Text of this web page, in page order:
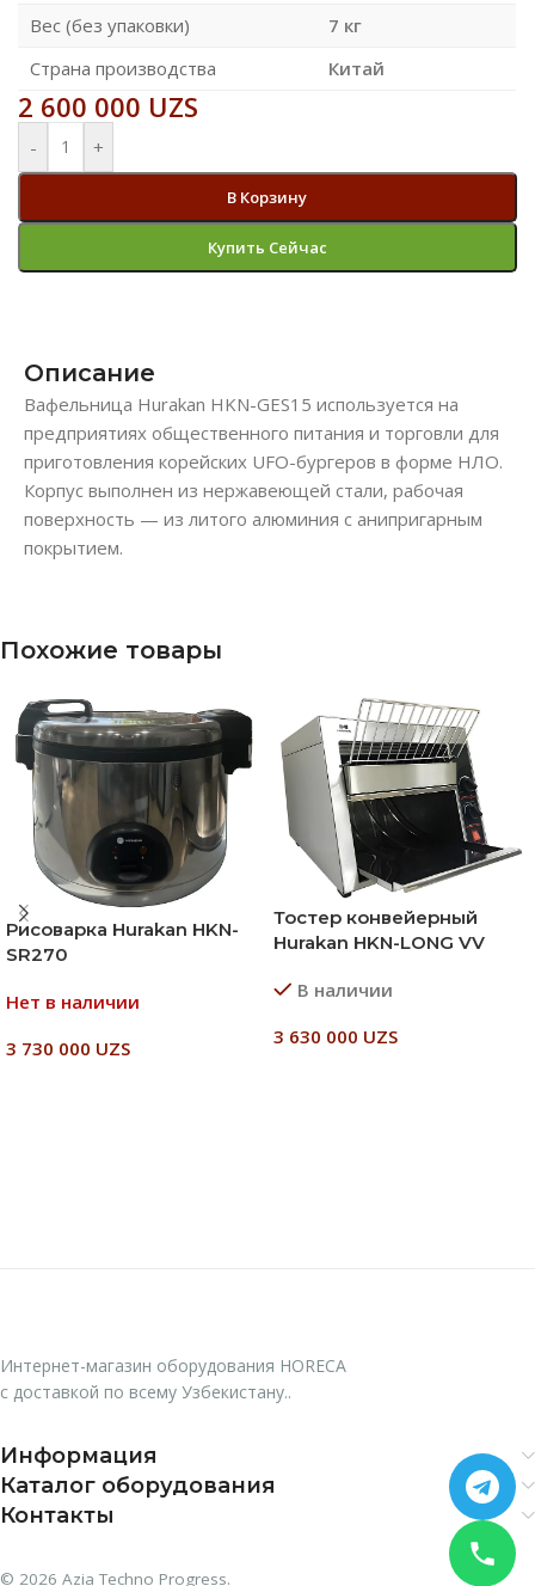
Вес (без упаковки)
7 кг
Страна производства
Китай
2 600 000 UZS
- +
В Корзину
Купить Сейчас
Описание
Вафельница Hurakan HKN-GES15 используется на
предприятиях общественного питания и торговли для
приготовления корейских UFO-бургеров в форме НЛО.
Корпус выполнен из нержавеющей стали, рабочая
поверхность — из литого алюминия с анипригарным
покрытием.
Похожие товары
Рисоварка Hurakan HKN-
SR270
Нет в наличии
3 730 000 UZS
Тостер конвейерный
Hurakan HKN-LONG VV
В наличии
3 630 000 UZS
Интернет-магазин оборудования HORECA
с доставкой по всему Узбекистану..
Информация
Каталог оборудования
Контакты
© 2026 Azia Techno Progress.